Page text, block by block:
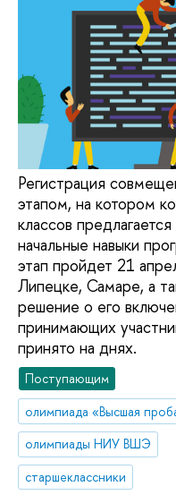
Регистрация
этапом, на котором
классов
начальные навыки
этап пройдет 21
Липецке, Самаре, а
решение о его
принимающих
принято на днях.
Поступающим
олимпиада «Высшая
олимпиады НИУ ВШЭ
старшеклассники